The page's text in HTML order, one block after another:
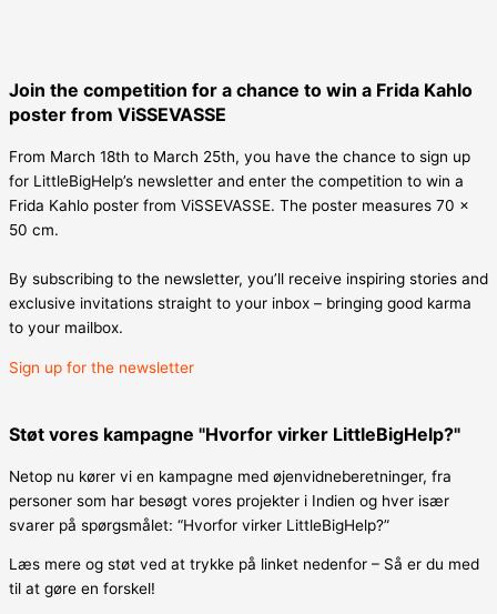
Join the competition for a chance to win a Frida Kahlo
poster from ViSSEVASSE
From March 18th to March 25th, you have the chance to sign up
for LittleBigHelp’s newsletter and enter the competition to win a
Frida Kahlo poster from ViSSEVASSE. The poster measures 70 x
50 cm.
By subscribing to the newsletter, you’ll receive inspiring stories and
exclusive invitations straight to your inbox – bringing good karma
to your mailbox.
Sign up for the newsletter
Støt vores kampagne "Hvorfor virker LittleBigHelp?"
Netop nu kører vi en kampagne med øjenvidneberetninger, fra
personer som har besøgt vores projekter i Indien og hver især
svarer på spørgsmålet: “Hvorfor virker LittleBigHelp?”
Læs mere og støt ved at trykke på linket nedenfor – Så er du med
til at gøre en forskel!